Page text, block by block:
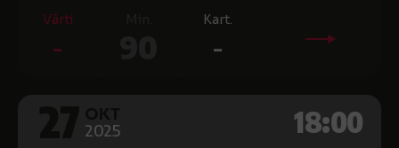
Vārti
-
Kart.
-
2025 18:00